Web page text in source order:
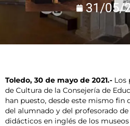
31/05/
Toledo, 30 de mayo de 2021.- Los
de Cultura de la Consejería de
han puesto, desde este mismo fin
del alumnado y del profesorado
didácticos en inglés de los